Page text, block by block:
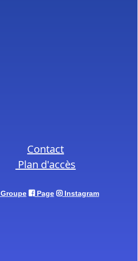
Contact
Plan d'accès
Groupe Page Instagram